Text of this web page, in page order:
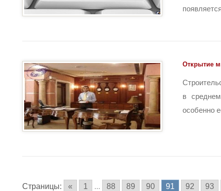
Открытие
в
особенно
Страницы: « 1 ... 88 89 90 91 92 93